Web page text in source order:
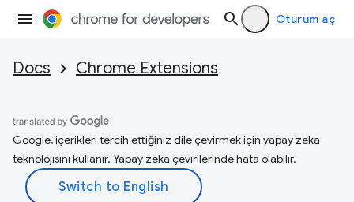
Oturum aç
Docs Chrome Extensions
Google, içerikleri tercih ettiğiniz dile çevirmek için yapay zeka
teknolojisini kullanır. Yapay zeka çevirilerinde hata olabilir.